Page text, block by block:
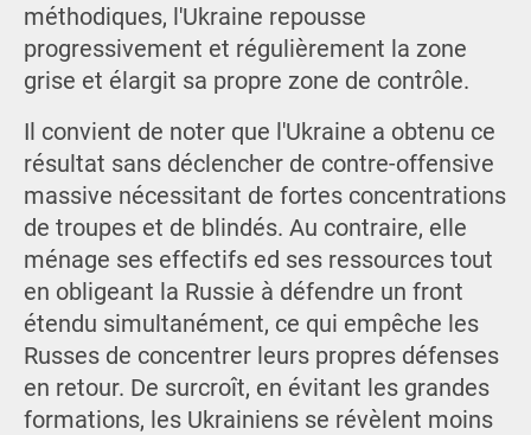
méthodiques, l'Ukraine repousse
progressivement et régulièrement la zone
grise et élargit sa propre zone de contrôle.
Il convient de noter que l'Ukraine a obtenu ce
résultat sans déclencher de contre-offensive
massive nécessitant de fortes concentrations
de troupes et de blindés. Au contraire, elle
ménage ses effectifs ed ses ressources tout
en obligeant la Russie à défendre un front
étendu simultanément, ce qui empêche les
Russes de concentrer leurs propres défenses
en retour. De surcroît, en évitant les grandes
formations, les Ukrainiens se révèlent moins